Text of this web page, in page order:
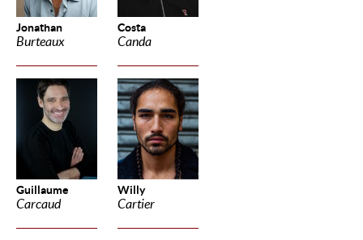
Jonathan
Burteaux
Costa
Canda
Guillaume
Carcaud
Willy
Cartier